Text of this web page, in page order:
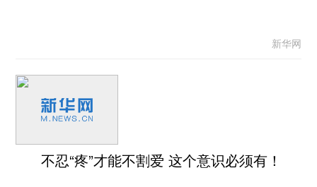
新华网
不忍“疼”才能不割爱 这个意识必须有！